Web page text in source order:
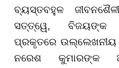
ବ୍ୟସ୍ତବହୁଳ
ସତ୍ତ୍ୱେ, ବିଜୟଙ୍କ
ପ୍ରକୃତରେ ଉଲ୍ଲେଖନୀୟ
ନରେଶ କୁମାରଙ୍କ